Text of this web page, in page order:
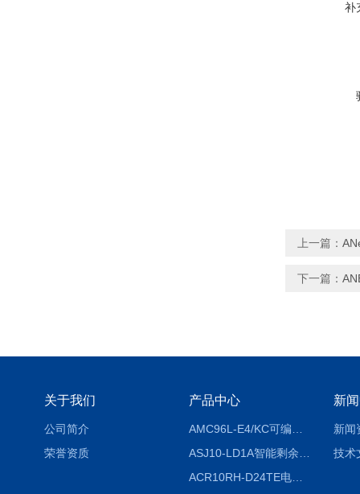
补
上一篇：
下一篇：
关于我们
公司简介
荣誉资质
产品中心
ACR10RH-D24TE电力仪表外置开口式互感器
新
新闻
技术